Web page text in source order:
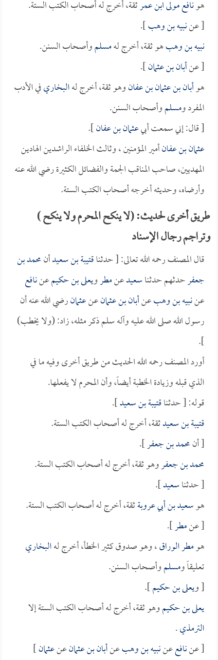
هونافع مولى ابن عمرثقة، أخرج له أصحاب الكتب الستة.
[ عننبيه بن وهب].
نبيه بن وهبهو ثقة، أخرج لهمسلموأصحاب السنن.
[ عنأبان بن عثمان].
هوأبان بن عثمان بن عفانوهو ثقة، أخرج لهالبخاريفي الأدب
المفرد ومسلموأصحاب السنن.
[ قال: إني سمعت أبيعثمان بن عفان].
عثمان بن عفانأمير المؤمنين ، وثالث الخلفاء الراشدين الهادين
المهديين، صاحب المناقب الجمة والفضائل الكثيرة رضي الله عنه
وأرضاه، وحديثه أخرجه أصحاب الكتب الستة.
طريق أخرى لحديث: (لا ينكح المحرم ولا ينكح )
وتراجم رجال الإسناد
قال المصنف رحمه الله تعالى: [ حدثناقتيبة بن سعيدأنمحمد بن
جعفرحدثهم حدثناسعيدعنمطرويعلى بن حكيمعننافع
عننبيه بن وهبعنأبان بن عثمانعنعثمانرضي الله عنه أن
رسول الله صلى الله عليه وآله سلم ذكر مثله، زاد: (ولا يخطب)
].
أورد المصنف رحمه الله الحديث من طريق أخرى وفيه ما في
الذي قبله وزيادة الخطبة أيضاً، وأن المحرم لا يفعلها.
قوله: [ حدثناقتيبة بن سعيد].
قتيبة بن سعيدثقة، أخرج له أصحاب الكتب الستة.
[ أنمحمد بن جعفر].
محمد بن جعفروهو ثقة، أخرج له أصحاب الكتب الستة.
[ حدثناسعيد].
هوسعيد بن أبي عروبةثقة، أخرج له أصحاب الكتب الستة.
[ عنمطر].
هومطر الوراق، وهو صدوق كثير الخطأ، أخرج لهالبخاري
تعليقاً ومسلموأصحاب السنن.
[ ويعلى بن حكيم].
يعلى بن حكيموهو ثقة، أخرج له أصحاب الكتب الستة إلا
الترمذي.
[ عننافععننبيه بن وهبعنأبان بن عثمانعنعثمان]